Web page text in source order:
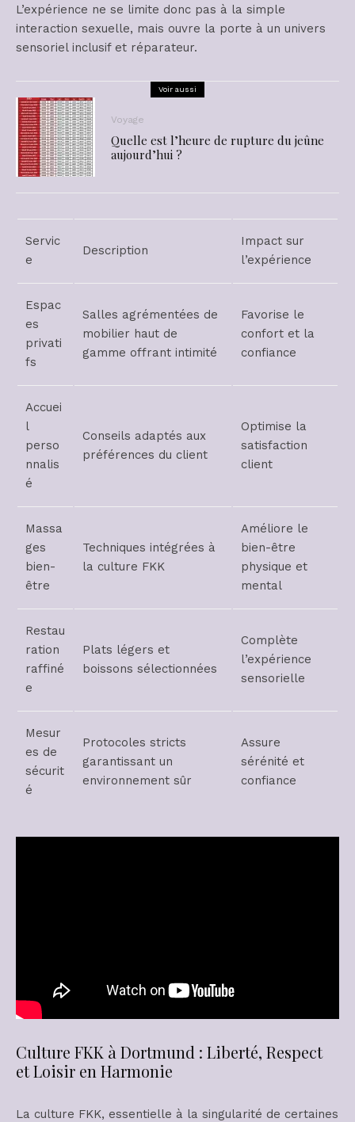
L’expérience ne se limite donc pas à la simple
interaction sexuelle, mais ouvre la porte à un univers
sensoriel inclusif et réparateur.
Voir aussi
Voyage
Quelle est l’heure de rupture du jeûne
aujourd’hui ?
Servic
e
Description
Impact sur
l’expérience
Espac
es
privati
fs
Salles agrémentées de
mobilier haut de
gamme offrant intimité
Favorise le
confort et la
confiance
Accuei
l
perso
nnalis
é
Conseils adaptés aux
préférences du client
Optimise la
satisfaction
client
Massa
ges
bien-
être
Techniques intégrées à
la culture FKK
Améliore le
bien-être
physique et
mental
Restau
ration
raffiné
e
Plats légers et
boissons sélectionnées
Complète
l’expérience
sensorielle
Mesur
es de
sécurit
é
Protocoles stricts
garantissant un
environnement sûr
Assure
sérénité et
confiance
Culture FKK à Dortmund : Liberté, Respect
et Loisir en Harmonie
La culture FKK, essentielle à la singularité de certaines